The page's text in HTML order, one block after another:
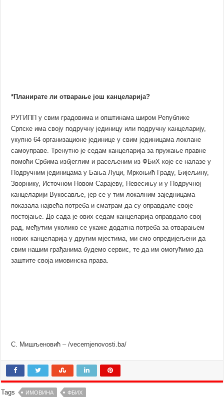
*Планирате ли отварање још канцеларија?
РУГИПП у свим градовима и општинама широм Републике
Српске има своју подручну јединицу или подручну канцеларију,
укупно 64 организационе јединице у свим јединицама локлане
самоуправе. Тренутно је седам канцеларија за пружање правне
помоћи Србима избјеглим и расељеним из ФБиХ које се налазе у
Подручним јединицама у Бања Луци, Мркоњић Граду, Бијељину,
Зворнику, Источном Новом Сарајеву, Невесињу и у Подручној
канцеларији Вукосавље, јер се у тим локалним заједницама
показала највећа потреба и сматрам да су оправдале своје
постојање. До сада је ових седам канцеларија оправдало свој
рад, међутим уколико се укаже додатна потреба за отварањем
нових канцеларија у другим мјестима, ми смо опредијељени да
свим нашим грађанима будемо сервис, те да им омогућимо да
заштите своја имовинска права.
С. Мишљеновић – /vecernjenovosti.ba/
Tags ИМОВИНА ФБИХ